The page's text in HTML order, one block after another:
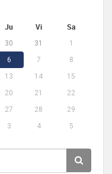
Ju Vi Sa
30 31
1
6 7
8
13 14
15
20 21
22
27 28
29
3 4 5